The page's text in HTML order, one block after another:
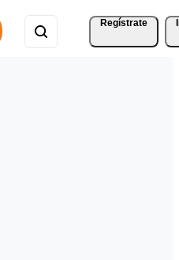
Regístrate